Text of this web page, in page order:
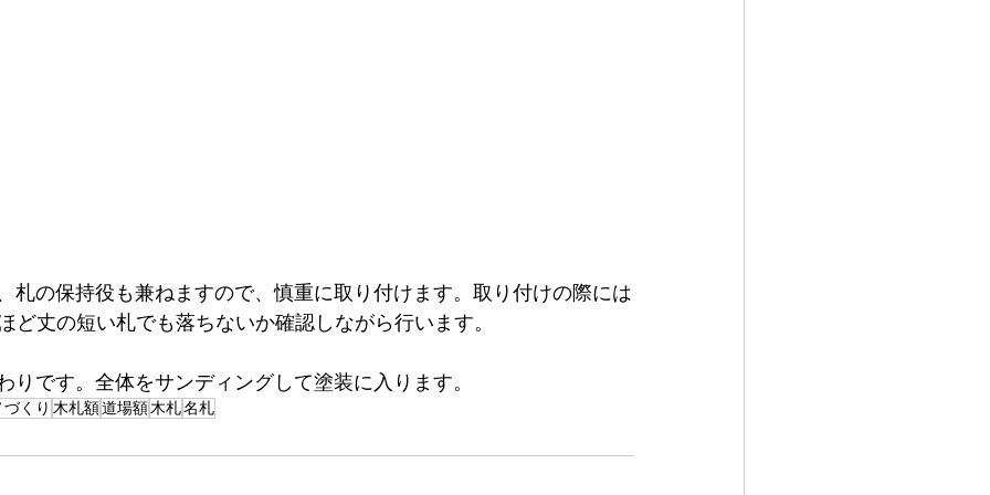
札の保持役も兼ねますので、慎重に取り付けます。取り付けの際には
ど丈の短い札でも落ちないか確認しながら行います。
りです。全体をサンディングして塗装に入ります。
くり 木札額道場額木札名札